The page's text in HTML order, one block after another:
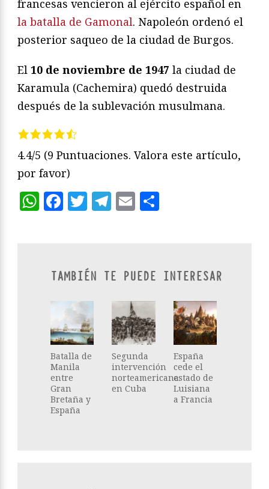
francesas vencieron al ejército español en
la batalla de Gamonal. Napoleón ordenó el
posterior saqueo de la ciudad de Burgos.
El 10 de noviembre de 1947 la ciudad de
Karamula (Cachemira) quedó destruida
después de la sublevación musulmana.
4.4/5 (9 Puntuaciones. Valora este artículo,
por favor)
WhatsApp
Facebook
Twitter
Telegram
Email
TAMBIÉN TE PUEDE INTERESAR
Batalla de
Manila
entre
Gran
Bretaña y
España
Segunda
intervención
norteamericana
en Cuba
España
cede el
estado de
Luisiana
a Francia